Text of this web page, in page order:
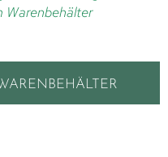
Warenbehälter